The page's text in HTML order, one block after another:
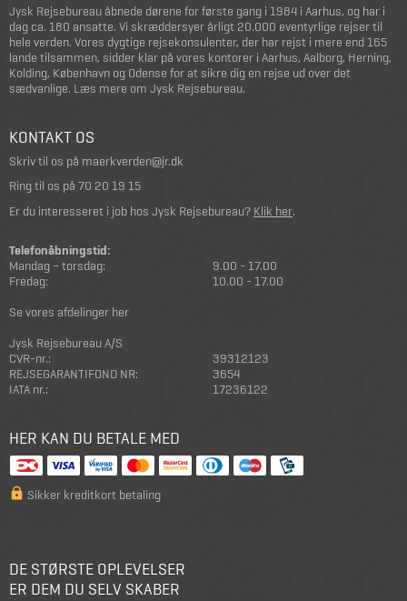
Jysk Rejsebureau åbnede dørene for første gang i 1984 i Aarhus, og har i
dag ca. 180 ansatte. Vi skræddersyer årligt 20.000 eventyrlige rejser til
hele verden. Vores dygtige rejsekonsulenter, der har rejst i mere end 165
lande tilsammen, sidder klar på vores kontorer i Aarhus, Aalborg, Herning,
Kolding, København og Odense for at sikre dig en rejse ud over det
sædvanlige. Læs mere om Jysk Rejsebureau.
KONTAKT OS
Skriv til os på maerkverden@jr.dk
Ring til os på 70 20 19 15
Er du interesseret i job hos Jysk Rejsebureau? Klik her.
Telefonåbningstid:
Mandag – torsdag:
9.00 - 17.00
Fredag:
10.00 - 17.00
Se vores afdelinger her
Jysk Rejsebureau A/S
CVR-nr.:
39312123
REJSEGARANTIFOND NR:
3654
IATA nr.:
17236122
HER KAN DU BETALE MED
Sikker kreditkort betaling
DE STØRSTE OPLEVELSER
ER DEM DU SELV SKABER